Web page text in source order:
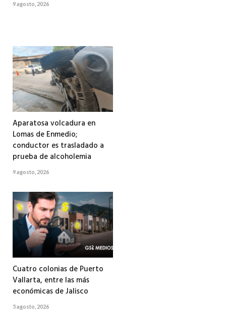
9 agosto, 2026
Aparatosa volcadura en
Lomas de Enmedio;
conductor es trasladado a
prueba de alcoholemia
9 agosto, 2026
Cuatro colonias de Puerto
Vallarta, entre las más
económicas de Jalisco
5 agosto, 2026